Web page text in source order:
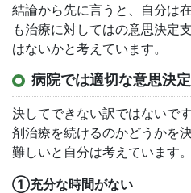
結論から先に言うと、自分は
も治療に対してはの意思決定
はないかと考えています。
病院では適切な意思決
決してできない訳ではないで
剤治療を続けるのかどうかを
難しいと自分は考えています。
①充分な時間がない